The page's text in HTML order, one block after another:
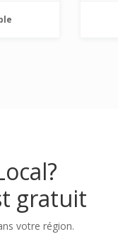
gratuit
votre région.